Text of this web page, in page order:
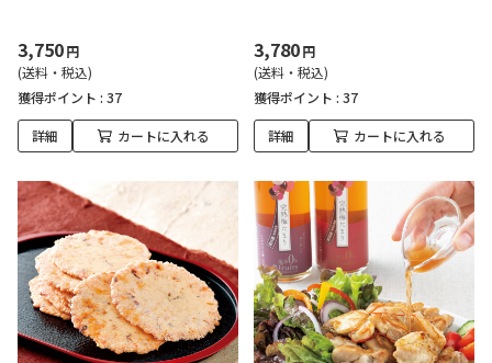
3,750円
(送料・税込)
獲得ポイント : 37
詳細 カートに入れる
3,780円
(送料・税込)
獲得ポイント : 37
詳細 カートに入れる